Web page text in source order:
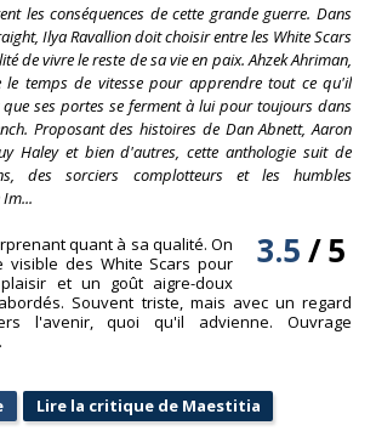
les conséquences de cette grande guerre. Dans
Ilya Ravallion doit choisir entre les White Scars
de vivre le reste de sa vie en paix. Ahzek Ahriman,
le temps de vitesse pour apprendre tout ce qu'il
ses portes se ferment à lui pour toujours dans
Proposant des histoires de Dan Abnett, Aaron
Haley et bien d'autres, cette anthologie suit de
des sorciers complotteurs et les humbles
3.5/5
quant à sa qualité. On
visible des White Scars pour
et un goût aigre-doux
Souvent triste, mais avec un regard
l'avenir, quoi qu'il advienne. Ouvrage
Lire la critique de Maestitia